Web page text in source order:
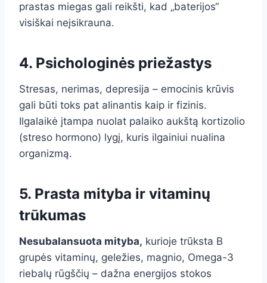
prastas miegas gali reikšti, kad „baterijos“
visiškai neįsikrauna.
4. Psichologinės priežastys
Stresas, nerimas, depresija – emocinis krūvis
gali būti toks pat alinantis kaip ir fizinis.
Ilgalaikė įtampa nuolat palaiko aukštą kortizolio
(streso hormono) lygį, kuris ilgainiui nualina
organizmą.
5. Prasta mityba ir vitaminų
trūkumas
Nesubalansuota mityba, kurioje trūksta B
grupės vitaminų, geležies, magnio, Omega-3
riebalų rūgščių – dažna energijos stokos